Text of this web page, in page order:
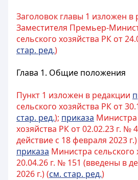
Заголовок главы 1 изложен в
Заместителя Премьер-
сельского хозяйства РК от
стар. ред.)
Глава 1. Общие положения
Пункт 1 изложен в редакции
сельского хозяйства РК от
стар. ред.); приказа Министра
хозяйства РК от 02.02.23 г. №
действие с 18 февраля 2023 г.)
приказа Министра сельского
20.04.26 г. № 151 (введены в
2026 г.) (см. стар. ред.)